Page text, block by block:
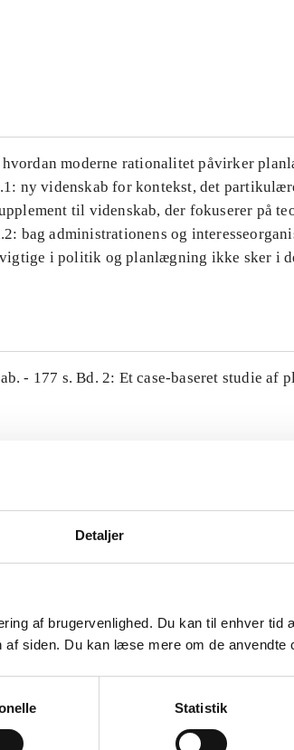
Detaljer
af brugervenlighed. Du kan til enhver
siden. Du kan læse mere om de anvendte
Statistik
moderne rationalitet påvirker
ny videnskab for kontekst, det
til videnskab, der fokuserer på
bag administrationens og
vigtige i politik og planlægning ikke sker i
- 177 s. Bd. 2: Et case-baseret studie af